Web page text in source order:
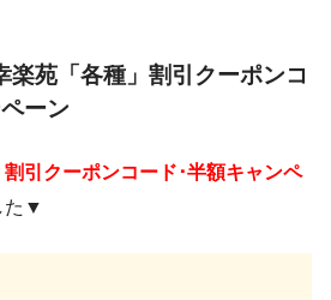
楽苑「各種」割引クーポンコ
ーン
割引クーポンコード･半額キャンペ
た▼